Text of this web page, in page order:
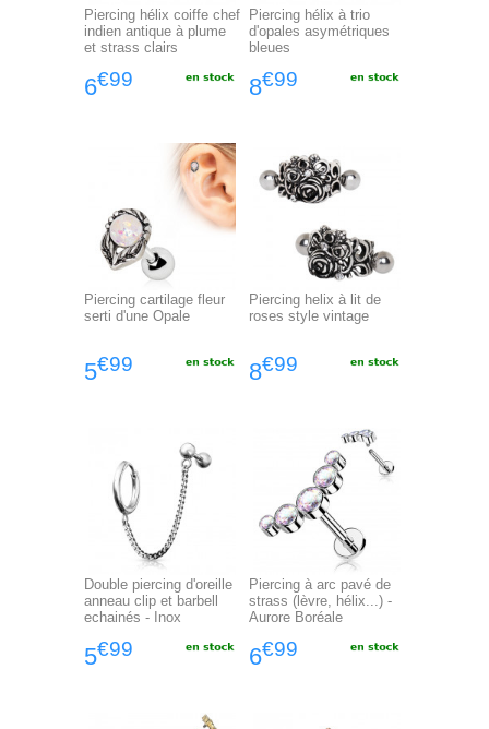
Piercing hélix coiffe chef
indien antique à plume
et strass clairs
6€99
Piercing hélix à trio
d'opales asymétriques
bleues
8€99
Piercing cartilage fleur
serti d'une Opale
5€99
Piercing helix à lit de
roses style vintage
8€99
Double piercing d'oreille
anneau clip et barbell
echainés - Inox
5€99
Piercing à arc pavé de
strass (lèvre, hélix...) -
Aurore Boréale
6€99